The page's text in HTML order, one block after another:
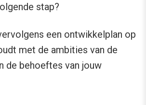
stap?
een ontwikkelplan op
met de ambities van de
de behoeftes van jouw